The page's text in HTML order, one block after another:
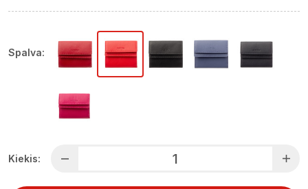
Spalva:
Kiekis: